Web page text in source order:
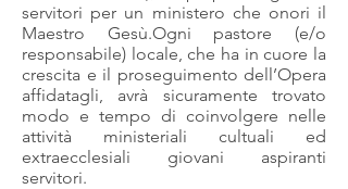
servitori per un ministero che onori il
Maestro Gesù.Ogni pastore (e/o
responsabile) locale, che ha in cuore la
crescita e il proseguimento dell’Opera
affidatagli, avrà sicuramente trovato
modo e tempo di coinvolgere nelle
attività ministeriali cultuali ed
extraecclesiali giovani aspiranti
servitori.